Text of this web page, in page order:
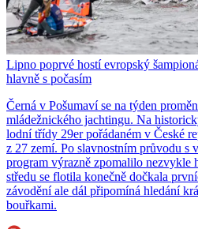
Lipno poprvé hostí evropský
hlavně s počasím
Černá v Pošumaví se na týden
mládežnického jachtingu. Na
lodní třídy 29er pořádaném v České
z 27 zemí. Po slavnostním průvodu s
program výrazně zpomalilo nezvykle
středu se flotila konečně dočkala
závodění ale dál připomíná hledání
bouřkami.